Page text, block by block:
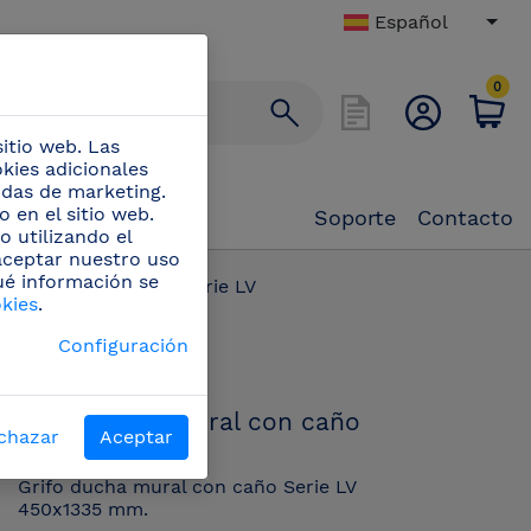
Español
0
Soporte Contacto
mural con caño Serie LV
Grifo ducha mural con caño
Serie LV
Grifo ducha mural con caño Serie LV
450x1335 mm.
web. Las
adicionales
de marketing.
en el sitio web.
utilizando el
nuestro uso
información se
.
Configuración
Aceptar